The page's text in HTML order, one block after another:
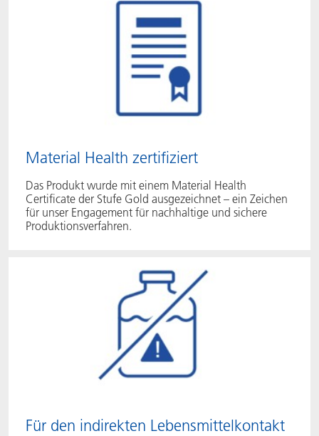
Material Health zertifiziert
Das Produkt wurde mit einem Material Health
Certificate der Stufe Gold ausgezeichnet – ein Zeichen
für unser Engagement für nachhaltige und sichere
Produktionsverfahren.
Für den indirekten Lebensmittelkontakt